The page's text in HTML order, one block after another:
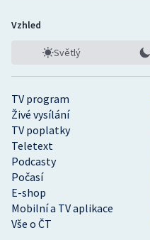
TV program
Živé vysílání
TV poplatky
Teletext
Podcasty
Počasí
E-shop
Mobilní a TV aplikace
Vše o ČT
Vzhled
Světlý